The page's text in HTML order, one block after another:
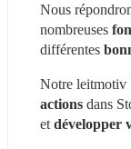
Nous
nombreuses
différentes
Notre leitmotiv
actions dans
et développer